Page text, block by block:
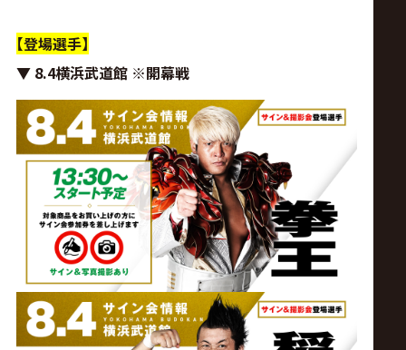
【登場選手】
▼ 8.4横浜武道館 ※開幕戦